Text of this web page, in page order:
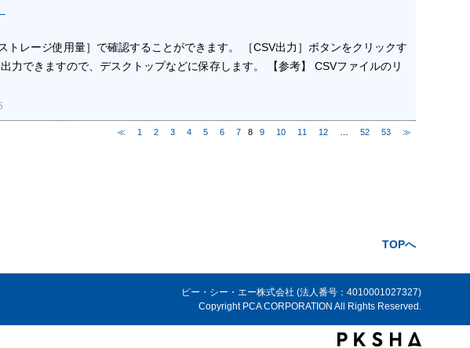
レージ使用量］で確認することができます。 ［CSV出力］ボタンをクリックす
力できますので、デスクトップなどに保存します。 【参考】 CSVファイルのリ
≪ 1 2 3 4 5 6 7 8 9 10 11 12 52 53 ≫
TOPへ
ピー・シー・エー株式会社 (法人番号：4010001027327)
Copyright PCA CORPORATION All Rights Reserved.